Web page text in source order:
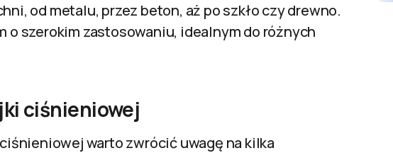
od metalu, przez beton, aż po szkło czy drewno.
o szerokim zastosowaniu, idealnym do różnych
ciśnieniowej
warto zwrócić uwagę na kilka